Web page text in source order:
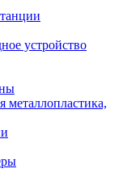
устройство
металлопластика,